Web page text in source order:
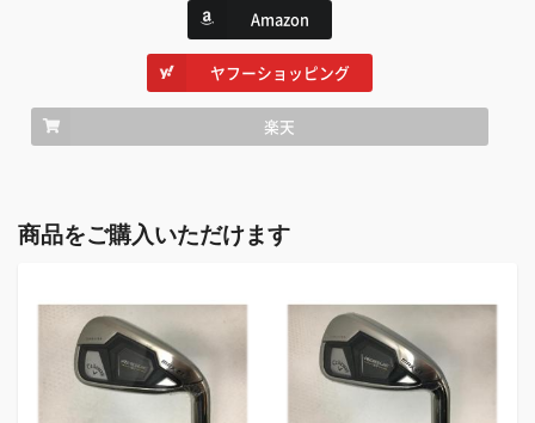
Amazon
ヤフーショッピング
楽天
商品をご購入いただけます